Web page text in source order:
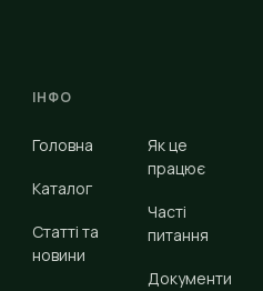
ІНФО
Головна
Каталог
Статті та
новини
Як це
працює
Часті
питання
Документи